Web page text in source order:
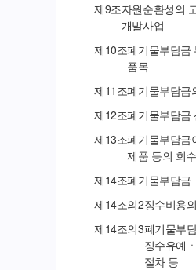
제9조자원순환성의
개발사업
제10조폐기물부담금
품목
제11 조폐기물부담금
제12조폐기물부담금
제13조폐기물부담금
제품 등의 회
제14조폐기물부담금
제14조의2징수비용
제14조의3폐기물부
징수유예
절차 등